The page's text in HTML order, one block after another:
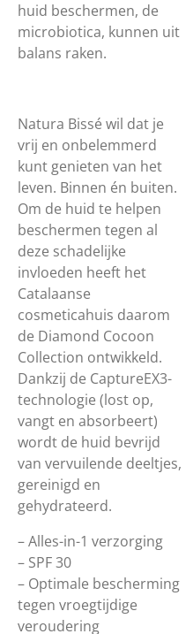
huid beschermen, de
microbiotica, kunnen uit
balans raken.
Natura Bissé wil dat je
vrij en onbelemmerd
kunt genieten van het
leven. Binnen én buiten.
Om de huid te helpen
beschermen tegen al
deze schadelijke
invloeden heeft het
Catalaanse
cosmeticahuis daarom
de Diamond Cocoon
Collection ontwikkeld.
Dankzij de CaptureEX3-
technologie (lost op,
vangt en absorbeert)
wordt de huid bevrijd
van vervuilende deeltjes,
gereinigd en
gehydrateerd.
– Alles-in-1 verzorging
– SPF 30
– Optimale bescherming
tegen vroegtijdige
veroudering